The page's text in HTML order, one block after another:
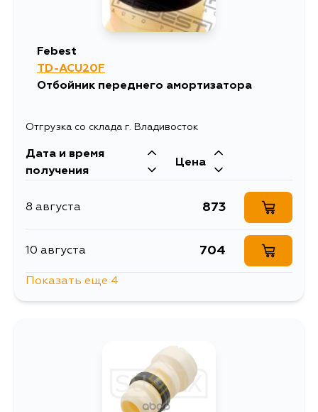
Febest
TD-ACU20F
Отбойник переднего амортизатора
Отгрузка со склада г. Владивосток
Дата и время
получения
Цена
8 августа 873
10 августа 704
Показать еще 4